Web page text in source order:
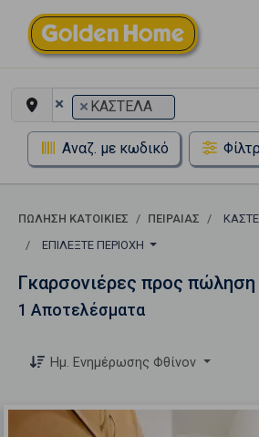
× × ΚΑΣΤΕΛΑ
Αναζ. με κωδικό
ΠΏΛΗΣΗ ΚΑΤΟΙΚΊΕΣ ΠΕΙΡΑΙΑΣ
ΕΠΙΛΈΞΤΕ ΠΕΡΙΟΧΉ
Γκαρσονιέρες προς
1 Αποτελέσματα
Ημ. Ενημέρωσης Φθίνον